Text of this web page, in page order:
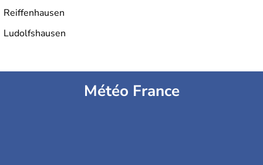
Reiffenhausen
Ludolfshausen
Météo France